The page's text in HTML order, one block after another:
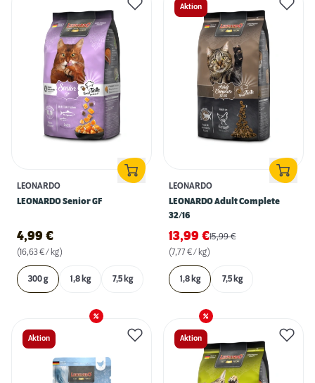
LEONARDO
LEONARDO Senior GF
4,99 €
(16,63 € / kg)
300 g 1,8 kg 7,5 kg
Aktion
LEONARDO
LEONARDO Adult Complete
32/16
13,99 €15,99€
(7,77 € / kg)
1,8 kg 7,5 kg
Aktion Aktion